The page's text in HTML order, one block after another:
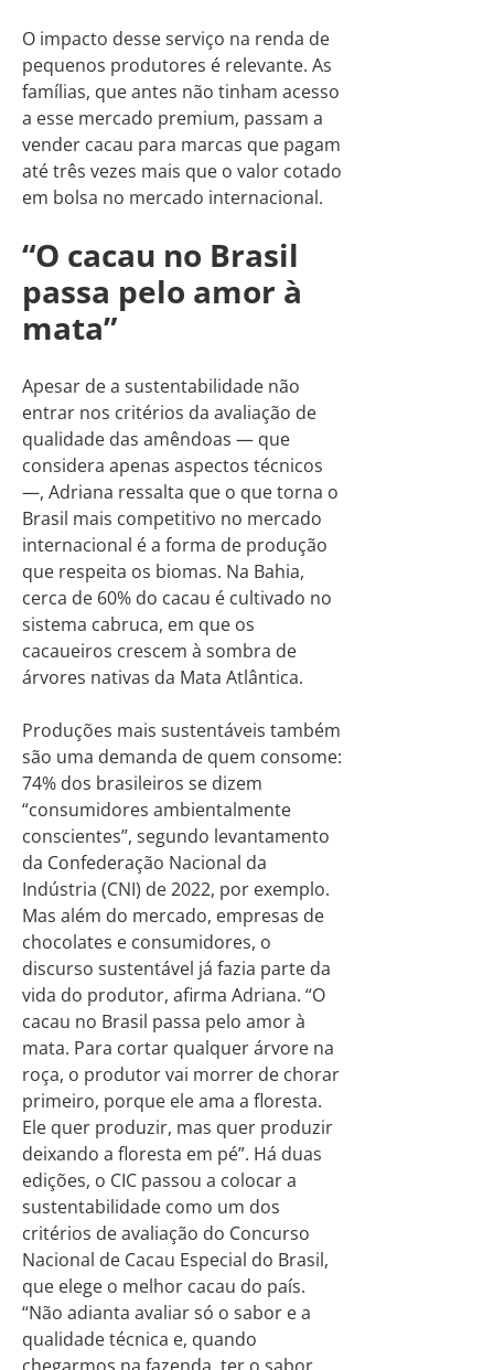
O impacto desse serviço na renda de
pequenos produtores é relevante. As
famílias, que antes não tinham acesso
a esse mercado premium, passam a
vender cacau para marcas que pagam
até três vezes mais que o valor cotado
em bolsa no mercado internacional.
“O cacau no Brasil
passa pelo amor à
mata”
Apesar de a sustentabilidade não
entrar nos critérios da avaliação de
qualidade das amêndoas — que
considera apenas aspectos técnicos
—, Adriana ressalta que o que torna o
Brasil mais competitivo no mercado
internacional é a forma de produção
que respeita os biomas. Na Bahia,
cerca de 60% do cacau é cultivado no
sistema cabruca, em que os
cacaueiros crescem à sombra de
árvores nativas da Mata Atlântica.
Produções mais sustentáveis também
são uma demanda de quem consome:
74% dos brasileiros se dizem
“consumidores ambientalmente
conscientes”, segundo levantamento
da Confederação Nacional da
Indústria (CNI) de 2022, por exemplo.
Mas além do mercado, empresas de
chocolates e consumidores, o
discurso sustentável já fazia parte da
vida do produtor, afirma Adriana. “O
cacau no Brasil passa pelo amor à
mata. Para cortar qualquer árvore na
roça, o produtor vai morrer de chorar
primeiro, porque ele ama a floresta.
Ele quer produzir, mas quer produzir
deixando a floresta em pé”. Há duas
edições, o CIC passou a colocar a
sustentabilidade como um dos
critérios de avaliação do Concurso
Nacional de Cacau Especial do Brasil,
que elege o melhor cacau do país.
“Não adianta avaliar só o sabor e a
qualidade técnica e, quando